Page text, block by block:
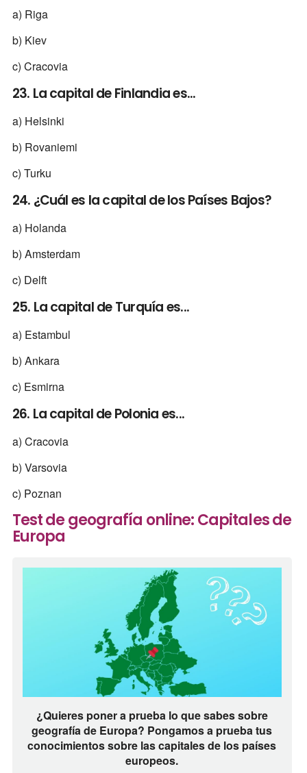
a) Riga
b) Kiev
c) Cracovia
23. La capital de Finlandia es...
a) Helsinki
b) Rovaniemi
c) Turku
24. ¿Cuál es la capital de los Países Bajos?
a) Holanda
b) Amsterdam
c) Delft
25. La capital de Turquía es...
a) Estambul
b) Ankara
c) Esmirna
26. La capital de Polonia es...
a) Cracovia
b) Varsovia
c) Poznan
Test de geografía online: Capitales de
Europa
¿Quieres poner a prueba lo que sabes sobre
geografía de Europa? Pongamos a prueba tus
conocimientos sobre las capitales de los países
europeos.